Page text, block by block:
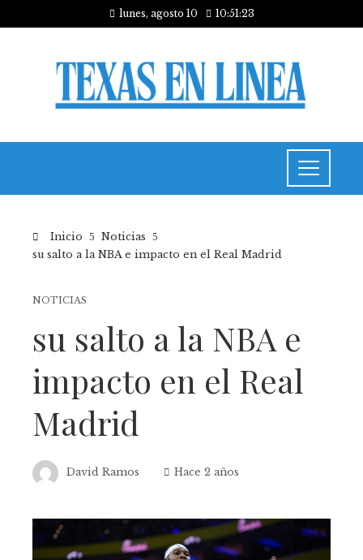
lunes, agosto 10 10:51:24
Inicio
Noticias
su salto a la NBA e impacto en el Real Madrid
NOTICIAS
su salto a la NBA e
impacto en el Real
Madrid
David Ramos Hace 2 años